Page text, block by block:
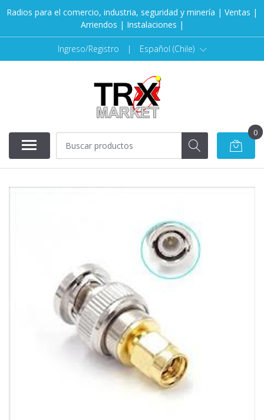
Radios para el comercio, industria, seguridad y minería | Ventas |
Arriendos | Instalaciones |
Ingreso/Registro | Español (Chile)
0